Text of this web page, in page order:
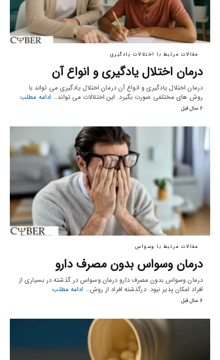
مقالات مرتبط با اختلالات یادگیری
درمان اختلال یادگیری و انواع آن
درمان اختلال یادگیری و انواع آن درمان اختلال یادگیری می تواند با
روش های مختلفی صورت بگیرد. این اختلالات می تواند… ادامه مطلب
6 سال قبل
مقالات مرتبط با وسواس
درمان وسواس بدون مصرف دارو
درمان وسواس بدون مصرف دارو درمان وسواس در گذشته در بسیاری از
افراد امکان پذیر نبود. درگذشته افراد از روش… ادامه مطلب
6 سال قبل